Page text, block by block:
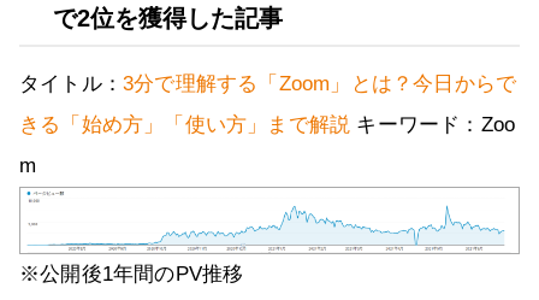
で2位を獲得した記事
タイトル： 3分で理解する「Zoom」とは？今日からで
きる「始め方」「使い方」まで解説 キーワード：Zoo
m
※公開後1年間のPV推移